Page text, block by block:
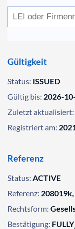
Gültigkeit
Status: ISSUED
Gültig bis: 2026-
Zuletzt aktualisiert:
Registriert am:
Referenz
Status: ACTIVE
Referenz:
Rechtsform:
Bestätigung: